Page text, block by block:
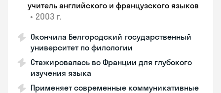
учитель английского и французского языков
• 2003 г.
Окончила Белгородский государственный
университет по филологии
Стажировалась во Франции для глубокого
изучения языка
Применяет современные коммуникативные